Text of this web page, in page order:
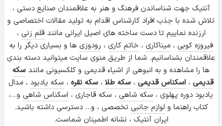
آنتیک جهت شناساندن فرهنگ و هنر به علاقمندان صنایع دستی ،
تلاش شده با جذب افراد کارشناس اقدام به تولید مقالات اختصاصی و
ارزنده نماییم تا دست ساخته های اصیل ایرانی مانندقلم زنی ،
فیروزه کوبی ،میناکاری ، خاتم کاری ، رودوزی ها و بسیاری دیگر را به
علاقمندان بشناسانیم. شما از طریق منوی سایت میتوانید دسته بندی
ها را مشاهده و به انبوهی از اشیاء قدیمی و کلکسیونی مانند سکه
قدیمی ، اسکناس قدیمی ، سکه طلا ، سکه نقره ، سکه یادبود ، مدال
یادبود دوره پهلوی ، سکه شاهی ، سکه قاجاری ، اسکناس شاهی و...،
کتاب راهنما و لوازم جانبی تخصصی ، و... دسترسی داشته باشید.
ایران آنتیک ، نشانه اطمینان شماست.